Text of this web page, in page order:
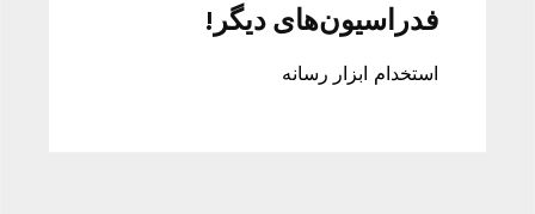
فدراسیون‌های دیگر!
استخدام ابزار رسانه